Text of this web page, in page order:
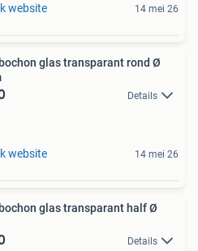
website 14 mei 26
glas transparant rond Ø
Details
website 14 mei 26
glas transparant half Ø
Details